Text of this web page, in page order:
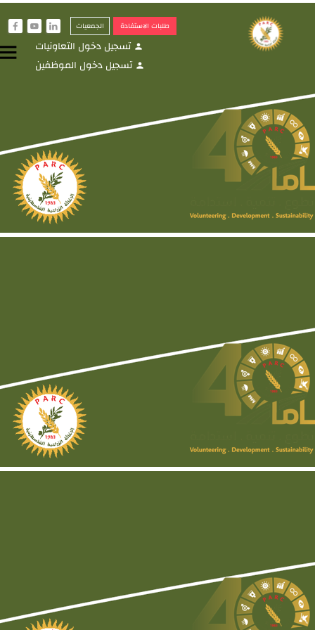
طلبات الاستفادة الجمعيات i
y
f
person تسجيل دخول التعاونيات
person تسجيل دخول الموظفين